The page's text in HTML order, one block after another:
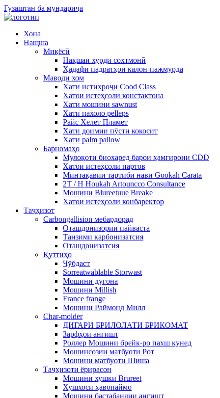
Гузаштан ба мундариҷа
Хона
Нащша
Миқёсӣ
Нақшаи хурди сохтмонӣ
Ҳадафи падратҳои калон-пажмурда
Маводи хом
Хати истихроҷи Cood Class
Хатои истеҳсоли констактона
Хати мошини sawnust
Хати пахоло pelleps
Райс Хелет Пламет
Хати доимии пӯсти кокосит
Хати palm pallow
Барномаҳо
Мулоқоти биохаред барои ҳамгироии CDD
Хатои истеҳсоли партов
Минтақавии тартиби нави Gookah Carata
2T / H Houkah Artouncco Consultance
Мошини Blureetuue Breake
Хатои истеҳсоли конбаректор
Таҷҳизот
Carbongallision мебардорад
Оташдонизории пайваста
Танзими карбонизатсия
Оташдонизатсия
Қуттиҳо
Чӯбдаст
Sorreatwablable Storwast
Мошини дугона
Мошини Millish
France frange
Мошини Раймонд Милл
Char-molder
ДИГАРИ БРИЛОЛАТИ БРИКОМАТ
Зарфҳои ангишт
Роллер Мошини брейк-ро пахш кунед
Мошинсозии матбуоти Рот
Мошини матбуоти Шиша
Таҷҳизоти ёрирасон
Мошини хушки Brureet
Хушхоси ҳавопаймо
Мошини бастабандии ангишт